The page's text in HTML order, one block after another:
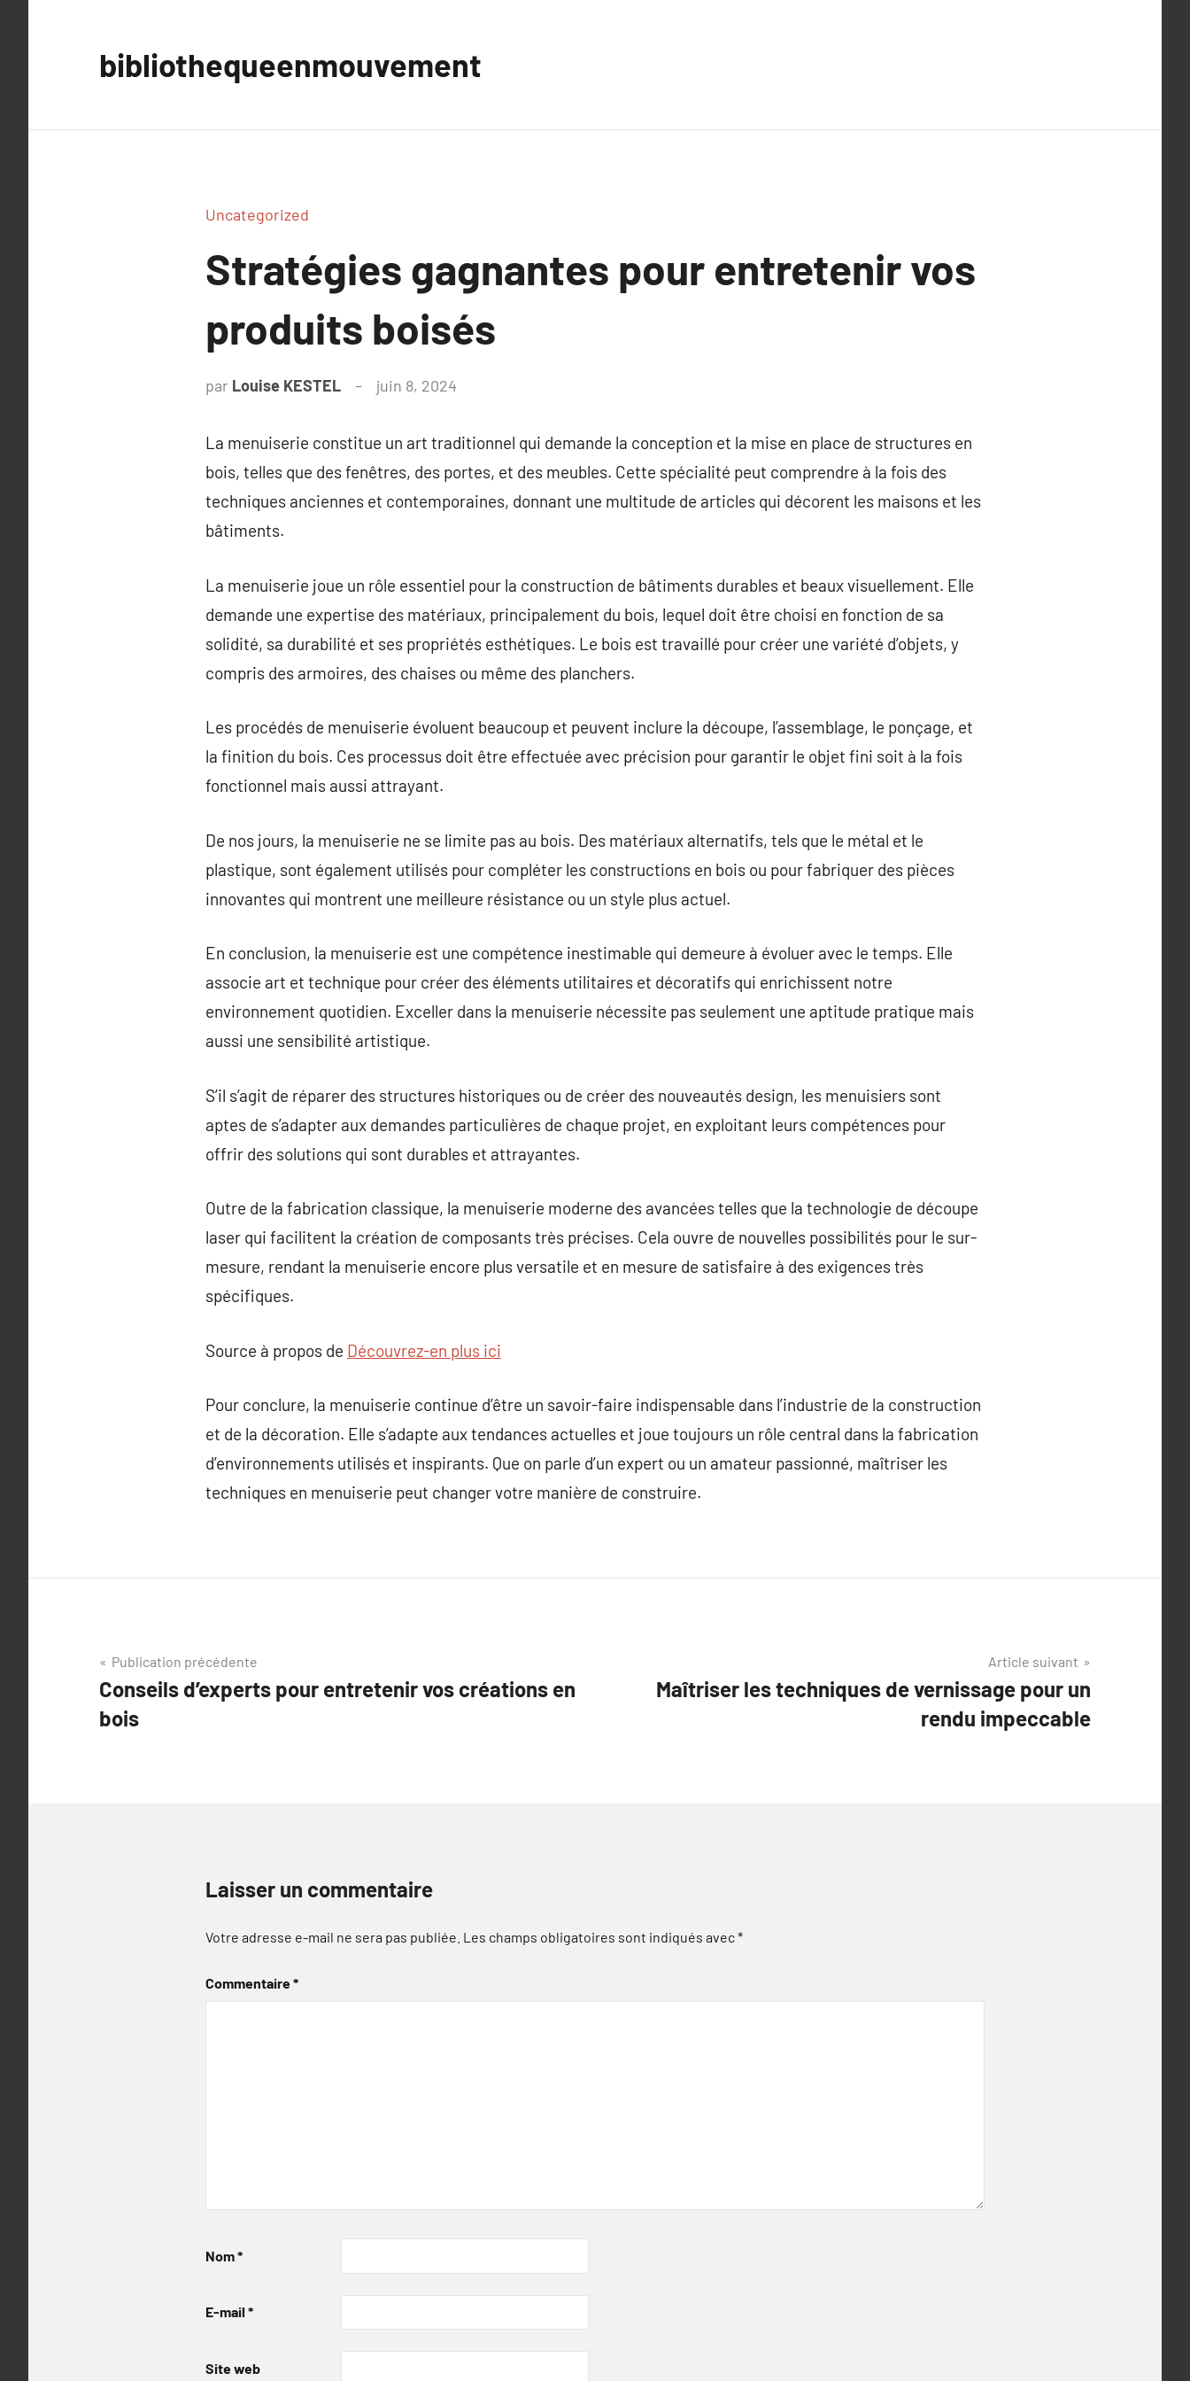
bibliothequeenmouvement
Uncategorized
Stratégies gagnantes pour entretenir vos
produits boisés
par Louise KESTEL juin 8, 2024
La menuiserie constitue un art traditionnel qui demande la conception et la mise en place de structures en
bois, telles que des fenêtres, des portes, et des meubles. Cette spécialité peut comprendre à la fois des
techniques anciennes et contemporaines, donnant une multitude de articles qui décorent les maisons et les
bâtiments.
La menuiserie joue un rôle essentiel pour la construction de bâtiments durables et beaux visuellement. Elle
demande une expertise des matériaux, principalement du bois, lequel doit être choisi en fonction de sa
solidité, sa durabilité et ses propriétés esthétiques. Le bois est travaillé pour créer une variété d’objets, y
compris des armoires, des chaises ou même des planchers.
Les procédés de menuiserie évoluent beaucoup et peuvent inclure la découpe, l’assemblage, le ponçage, et
la finition du bois. Ces processus doit être effectuée avec précision pour garantir le objet fini soit à la fois
fonctionnel mais aussi attrayant.
De nos jours, la menuiserie ne se limite pas au bois. Des matériaux alternatifs, tels que le métal et le
plastique, sont également utilisés pour compléter les constructions en bois ou pour fabriquer des pièces
innovantes qui montrent une meilleure résistance ou un style plus actuel.
En conclusion, la menuiserie est une compétence inestimable qui demeure à évoluer avec le temps. Elle
associe art et technique pour créer des éléments utilitaires et décoratifs qui enrichissent notre
environnement quotidien. Exceller dans la menuiserie nécessite pas seulement une aptitude pratique mais
aussi une sensibilité artistique.
S’il s’agit de réparer des structures historiques ou de créer des nouveautés design, les menuisiers sont
aptes de s’adapter aux demandes particulières de chaque projet, en exploitant leurs compétences pour
offrir des solutions qui sont durables et attrayantes.
Outre de la fabrication classique, la menuiserie moderne des avancées telles que la technologie de découpe
laser qui facilitent la création de composants très précises. Cela ouvre de nouvelles possibilités pour le sur-
mesure, rendant la menuiserie encore plus versatile et en mesure de satisfaire à des exigences très
spécifiques.
Source à propos de Découvrez-en plus ici
Pour conclure, la menuiserie continue d’être un savoir-faire indispensable dans l’industrie de la construction
et de la décoration. Elle s’adapte aux tendances actuelles et joue toujours un rôle central dans la fabrication
d’environnements utilisés et inspirants. Que on parle d’un expert ou un amateur passionné, maîtriser les
techniques en menuiserie peut changer votre manière de construire.
Navigation
de
l’article
Publication précédente
Conseils d’experts pour entretenir vos créations en
bois
Article suivant
Maîtriser les techniques de vernissage pour un
rendu impeccable
Laisser un commentaire
Votre adresse e-mail ne sera pas publiée. Les champs obligatoires sont indiqués avec*
Commentaire*
Nom*
E-mail *
Site web